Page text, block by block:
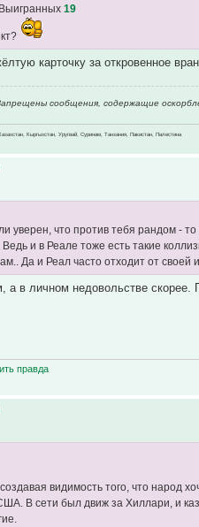
Выигранных19
карточку за откровенное
сообщения, содержащие
Кыргызстан, Уругвай, Суринам, Танзания, Пакистан, Палестина
уверен, что против тебя рандом -
и в Реале тоже есть такие
Да и Реал часто отходит от
а в личном недовольстве
правда
видимость того, что народ
В сети был движ за Хиллари, и